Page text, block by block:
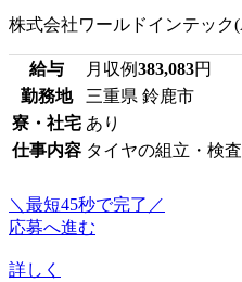
株式会社ワールドインテック
給与 月収例383,083円
勤務地
三重県 鈴鹿市
寮・社宅 あり
仕事内容 タイヤの組立・検
＼最短45秒で完了／
応募へ進む
詳しく